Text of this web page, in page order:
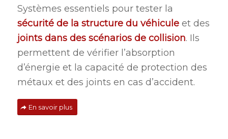
Systèmes essentiels pour tester la
sécurité de la structure du véhiculeet des
joints dans des scénarios de collision. Ils
permettent de vérifier l’absorption
d’énergie et la capacité de protection des
métaux et des joints en cas d’accident.
En savoir plus